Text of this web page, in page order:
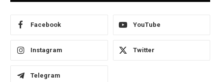
Facebook YouTube
Instagram Twitter
Telegram